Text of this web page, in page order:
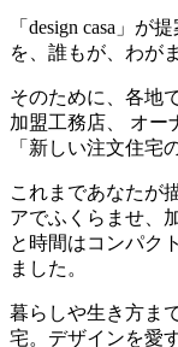
「 design casa 」が
を、 誰もが、わが
そのために、各地
加盟工務店、
オー
「新しい注文住宅
これまであなたが
アでふくらませ、
と時間はコンパク
ました。
暮らしや生き方ま
宅。 デザインを愛